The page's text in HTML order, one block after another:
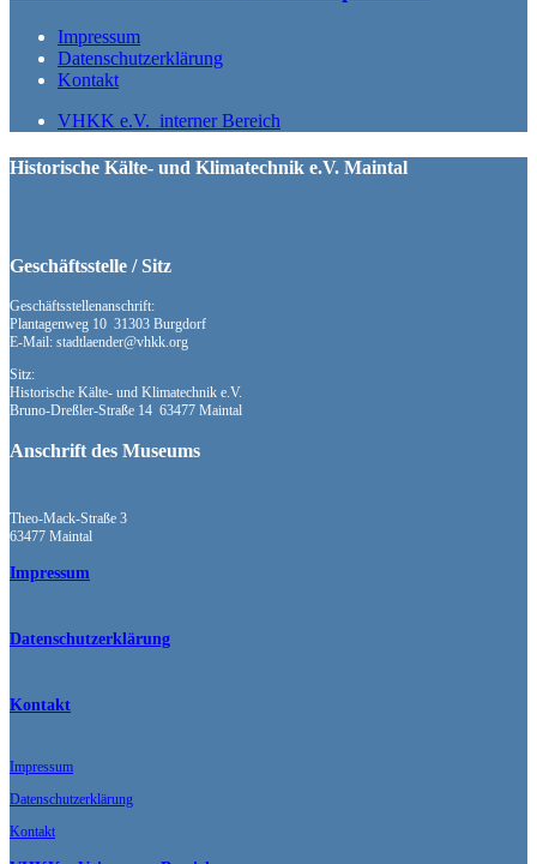
Impressum
Datenschutzerklärung
Kontakt
VHKK e.V. interner Bereich
Historische Kälte- und Klimatechnik e.V. Maintal
Geschäftsstelle / Sitz
Geschäftsstellenanschrift:
Plantagenweg 10 31303 Burgdorf
E-Mail: stadtlaender@vhkk.org
Sitz:
Historische Kälte- und Klimatechnik e.V.
Bruno-Dreßler-Straße 14 63477 Maintal
Anschrift des Museums
Theo-Mack-Straße 3
63477 Maintal
Impressum
Datenschutzerklärung
Kontakt
Impressum
Datenschutzerklärung
Kontakt